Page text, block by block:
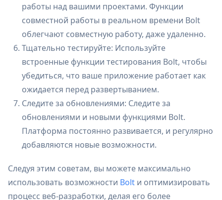
работы над вашими проектами. Функции
совместной работы в реальном времени Bolt
облегчают совместную работу, даже удаленно.
Тщательно тестируйте: Используйте
встроенные функции тестирования Bolt, чтобы
убедиться, что ваше приложение работает как
ожидается перед развертыванием.
Следите за обновлениями: Следите за
обновлениями и новыми функциями Bolt.
Платформа постоянно развивается, и регулярно
добавляются новые возможности.
Следуя этим советам, вы можете максимально
использовать возможности Bolt и оптимизировать
процесс веб-разработки, делая его более